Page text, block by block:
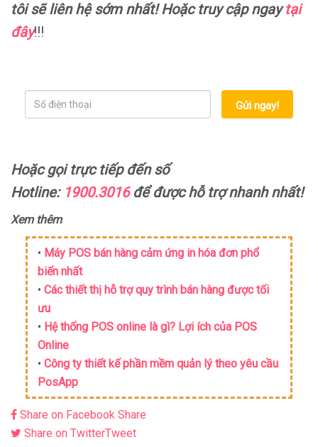
tôi sẽ liên hệ sớm nhất! Hoặc truy cập ngaytại
đây!!!
Gửi ngay!
Hoặc gọi trực tiếp đến số
Hotline: 1900.3016để được hỗ trợ nhanh nhất!
Xem thêm
• Máy POS bán hàng cảm ứng in hóa đơn phổ
biến nhất
•Các thiết thị hỗ trợ quy trình bán hàng được tối
ưu
• Hệ thống POS online là gì? Lợi ích của POS
Online
•Công ty thiết kế phần mềm quản lý theo yêu cầu
PosApp
Share on Facebook Share
Share on TwitterTweet